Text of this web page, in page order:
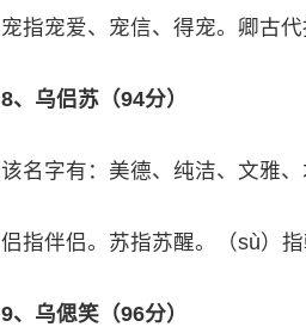
宠指宠爱、宠信、得宠。卿古
8、乌侣苏（94分）
该名字有：美德、纯洁、文雅
侣指伴侣。苏指苏醒。（sù）指
9、乌偲笑（96分）